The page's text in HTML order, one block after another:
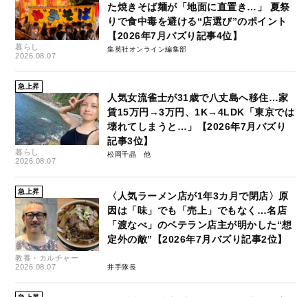
暮らし
2026.08.07
た焼きそば麺が「地面に直置き…」 夏祭
りで食中毒を避ける“店選び”のポイント
【2026年7月バズり記事4位】
集英社オンライン編集部
急上昇
暮らし
2026.08.07
人気女流雀士が31歳で八丈島へ移住…家
賃15万円→3万円、1K→4LDK「東京では
壊れてしまうと…」【2026年7月バズり
記事3位】
松岡千晶
急上昇
教養・カルチャー
2026.08.07
〈人気ラーメン店が1年3カ月で閉店〉原
因は「味」でも「売上」でもなく…名店
「渡なべ」のベテラン店主が明かした“想
定外の敵”【2026年7月バズり記事2位】
井手隊長